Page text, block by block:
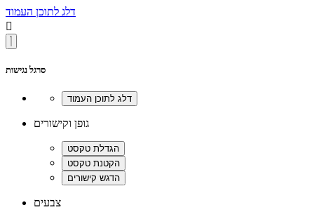
דלג לתוכן העמוד

סרגל נגישות
גופן וקישורים
צבעים